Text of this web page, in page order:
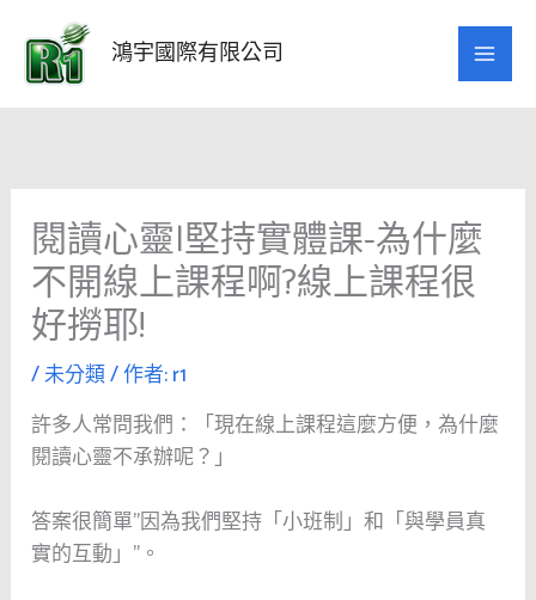
要
鴻宇國際有限公司
閱讀心靈|堅持實體課-為什麼
不開線上課程啊?線上課程很
好撈耶!
/未分類/ 作者:r1
許多人常問我們：「現在線上課程這麼方便，為什麼
閱讀心靈不承辦呢？」
答案很簡單”因為我們堅持「小班制」和「與學員真
實的互動」”。